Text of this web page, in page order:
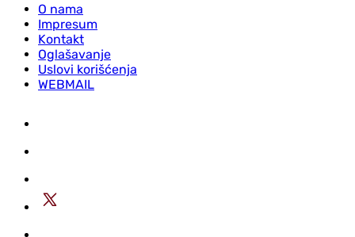
O nama
Impresum
Kontakt
Oglašavanje
Uslovi korišćenja
WEBMAIL